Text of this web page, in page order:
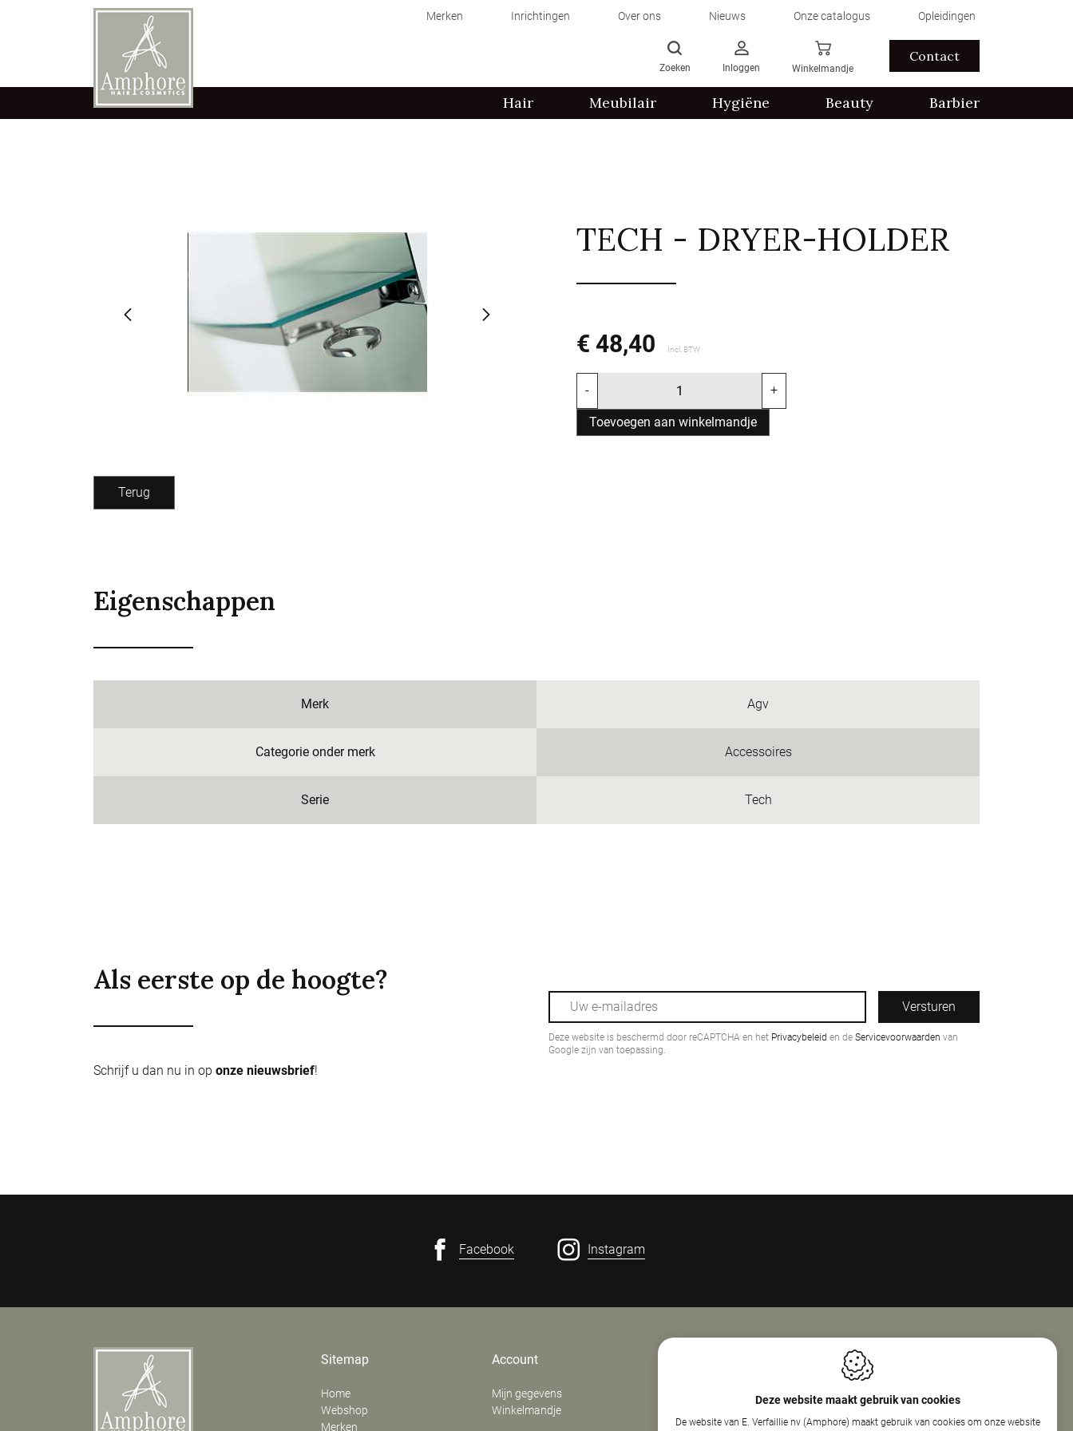
Merken Inrichtingen Over ons Nieuws Onze catalogus Opleidingen
Zoeken Inloggen Winkelmandje
Contact
Hair Meubilair Hygiëne Beauty Barbier
TECH - DRYER-HOLDER
€ 48,40 Incl. BTW
- +
Toevoegen aan winkelmandje
Terug
Eigenschappen
Merk Agv
Categorie onder merk Accessoires
Serie Tech
Als eerste op de hoogte?
Schrijf u dan nu in op onze nieuwsbrief!
Versturen
Deze website is beschermd door reCAPTCHA en het Privacybeleid en de Servicevoorwaarden van
Google zijn van toepassing.
Facebook Instagram
Sitemap
Home
Webshop
Merken
Account
Mijn gegevens
Winkelmandje
E. Verfaillie Nv (Amphore)
8800 Roeselare
Openingsuren
Maandag
08:00 - 18:00
Dinsdag
13:30 - 17:30
Deze website maakt gebruik van cookies
De website van E. Verfaillie nv (Amphore) maakt gebruik van cookies om onze website